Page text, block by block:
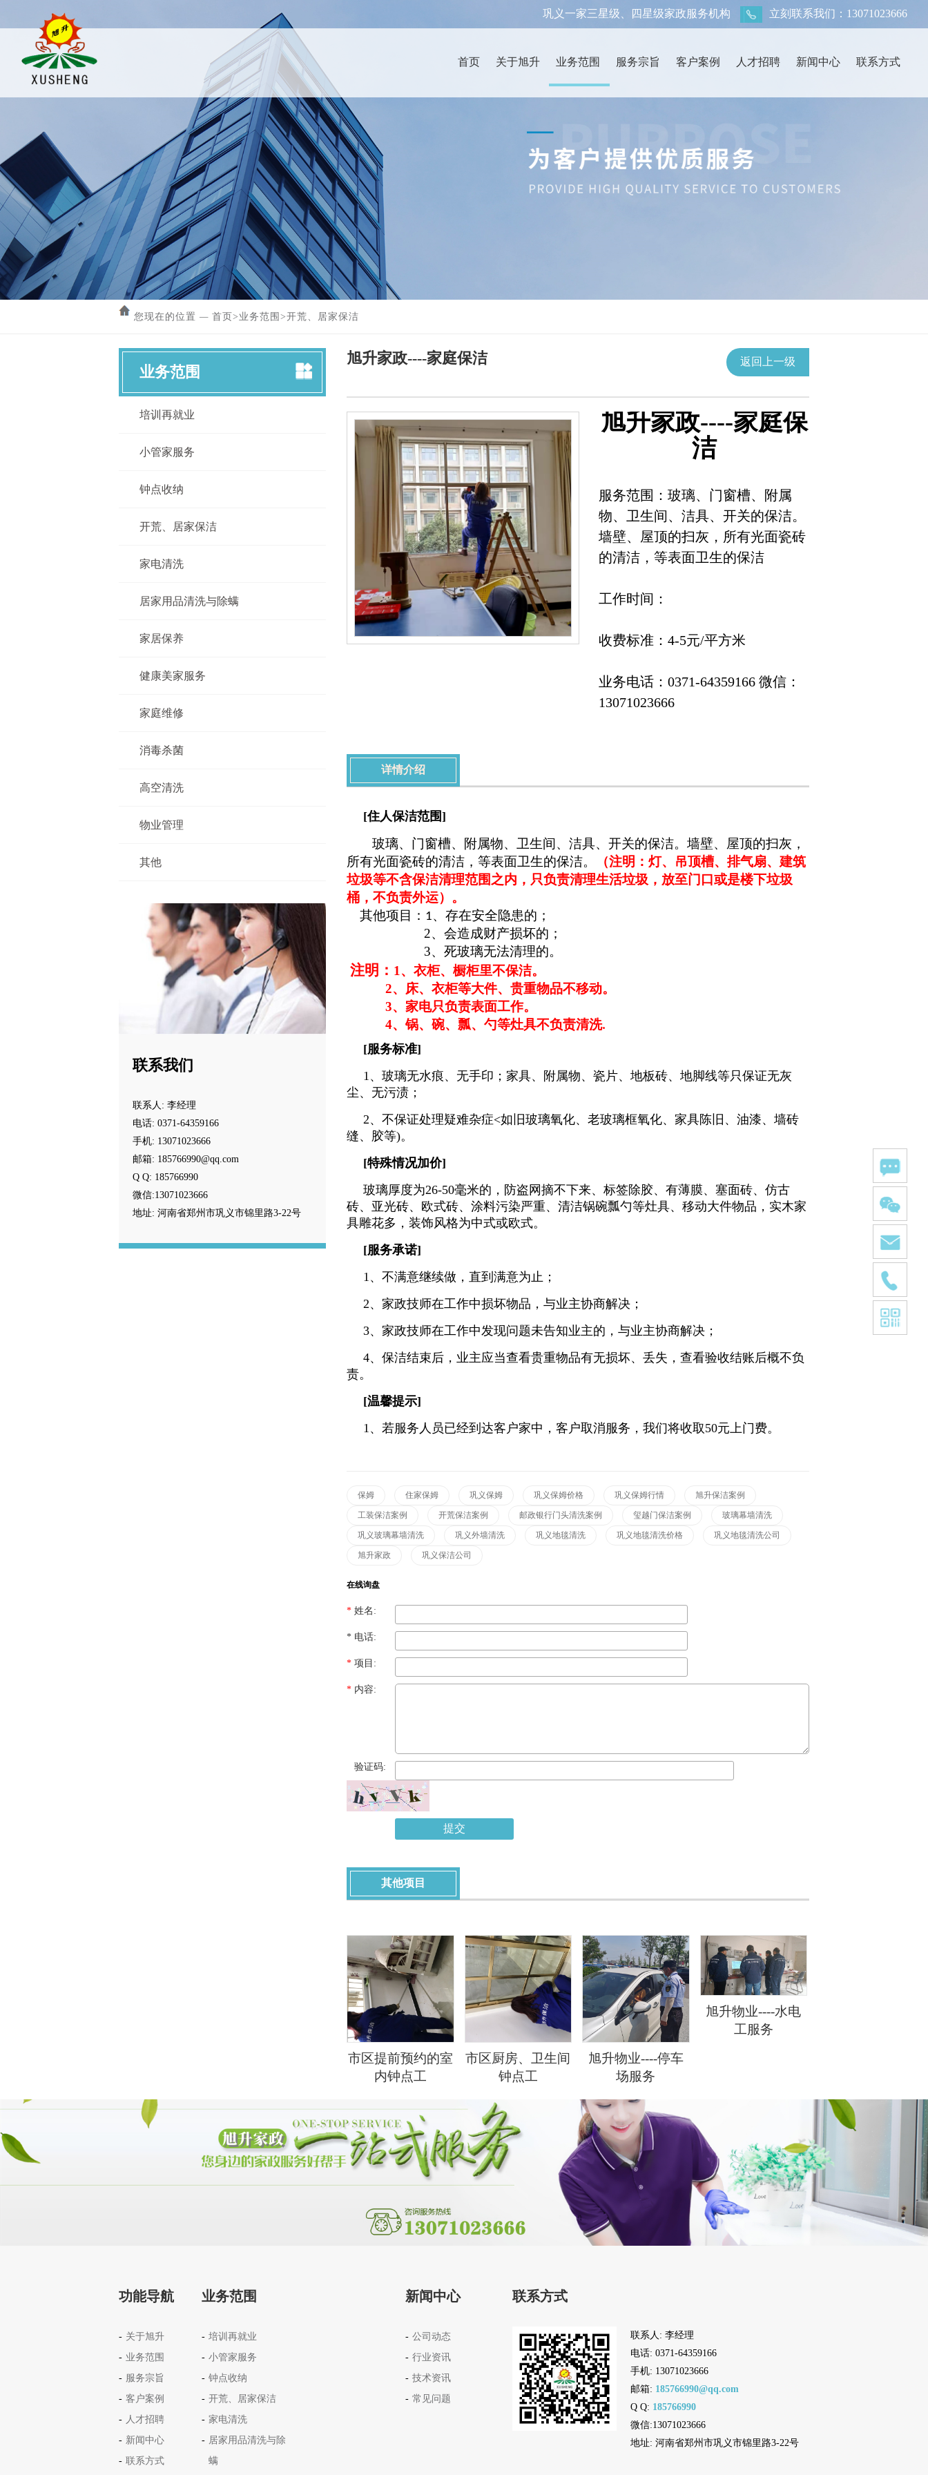
巩义一家三星级、四星级家政服务机构 立刻联系我们：13071023666
首页 关于旭升 业务范围 服务宗旨 客户案例 人才招聘 新闻中心 联系方式
您现在的位置 — 首页 > 业务范围 >开荒、居家保洁
业务范围
培训再就业
小管家服务
钟点收纳
开荒、居家保洁
家电清洗
居家用品清洗与除螨
家居保养
健康美家服务
家庭维修
消毒杀菌
高空清洗
物业管理
其他
联系我们
联系人: 李经理
电话: 0371-64359166
手机: 13071023666
邮箱: 185766990@qq.com
Q Q: 185766990
微信:13071023666
地址: 河南省郑州市巩义市锦里路3-22号
旭升家政----家庭保洁 返回上一级
旭升家政----家庭保
洁
服务范围：玻璃、门窗槽、附属
物、卫生间、洁具、开关的保洁。
墙壁、屋顶的扫灰，所有光面瓷砖
的清洁，等表面卫生的保洁
工作时间：
收费标准：4-5元/平方米
业务电话：0371-64359166 微信：
13071023666
详情介绍
[住人保洁范围]
玻璃、门窗槽、附属物、卫生间、洁具、开关的保洁。墙壁、屋顶的扫灰，
所有光面瓷砖的清洁，等表面卫生的保洁。
（注明：灯、吊顶槽、排气扇、建筑
垃圾等不含保洁清理范围 之内 ， 只负责清理生活垃圾，放至门口或是楼下垃圾
桶，不负责外运）。
其他项目： 1、存在安全隐患的；
2、 会造成财产损坏的；
3、 死玻璃无法清理的。
注明： 1 、衣柜、橱柜里不保洁。
2、 床、衣柜等大件、贵重物品不移动。
3、 家电只负责表面工作。
4、锅、碗、瓢、勺等灶具不负责清洗.
[服务标准]
1、玻璃无水痕、无手印；家具、附属物、瓷片、地板砖、地脚线等只保证无灰
尘、无污渍；
2、不保证处理疑难杂症<如旧玻璃氧化、老玻璃框氧化、家具陈旧、油漆、墙砖
缝、胶等)。
[特殊情况加价]
玻璃厚度为26-50毫米的，防盗网摘不下来、标签除胶、有薄膜、塞面砖、仿古
砖、亚光砖、欧式砖、涂料污染严重、清洁锅碗瓢勺等灶具、移动大件物品，实木家
具雕花多，装饰风格为中式或欧式。
[服务承诺]
1、不满意继续做，直到满意为止；
2、家政技师在工作中损坏物品，与业主协商解决；
3、家政技师在工作中发现问题未告知业主的，与业主协商解决；
4、保洁结束后，业主应当查看贵重物品有无损坏、丢失，查看验收结账后概不负
责。
[温馨提示]
1、若服务人员已经到达客户家中，客户取消服务，我们将收取50元上门费。
保姆 住家保姆 巩义保姆 巩义保姆价格 巩义保姆行情 旭升保洁案例
工装保洁案例 开荒保洁案例 邮政银行门头清洗案例 玺越门保洁案例 玻璃幕墙清洗
巩义玻璃幕墙清洗 巩义外墙清洗 巩义地毯清洗 巩义地毯清洗价格 巩义地毯清洗公司
旭升家政 巩义保洁公司
在线询盘
* 姓名:
* 电话:
* 项目:
* 内容:
验证码:
提交
其他项目
市区提前预约的室
内钟点工
市区厨房、卫生间
钟点工
旭升物业----停车
场服务
旭升物业----水电
工服务
功能导航
关于旭升
业务范围
服务宗旨
客户案例
人才招聘
新闻中心
联系方式
业务范围
培训再就业
小管家服务
钟点收纳
开荒、居家保洁
家电清洗
居家用品清洗与除
螨
新闻中心
公司动态
行业资讯
技术资讯
常见问题
联系方式
联系人: 李经理
电话: 0371-64359166
手机: 13071023666
邮箱: 185766990@qq.com
Q Q: 185766990
微信:13071023666
地址: 河南省郑州市巩义市锦里路3-22号